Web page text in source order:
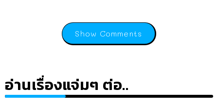
Show Comments
อ่านเรื่องแจ่มๆ ต่อ..